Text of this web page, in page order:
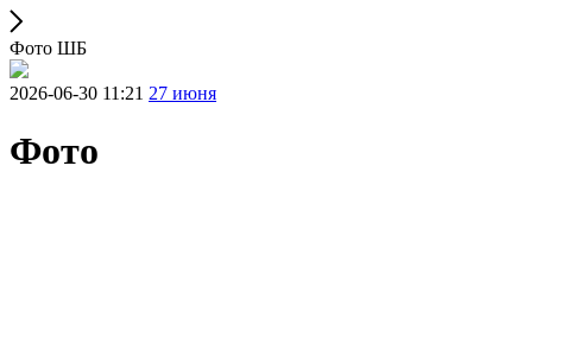
Фото ШБ
2026-06-30 11:21 27 июня
Фото